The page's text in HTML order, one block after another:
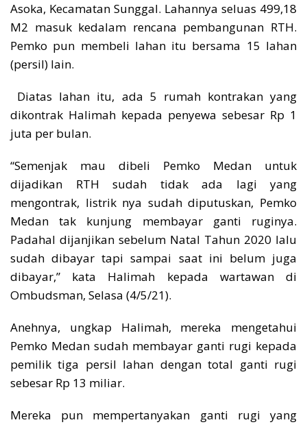
Asoka, Kecamatan Sunggal. Lahannya seluas 499,18
M2 masuk kedalam rencana pembangunan RTH.
Pemko pun membeli lahan itu bersama 15 lahan
(persil) lain.
Diatas lahan itu, ada 5 rumah kontrakan yang
dikontrak Halimah kepada penyewa sebesar Rp 1
juta per bulan.
“Semenjak mau dibeli Pemko Medan untuk
dijadikan RTH sudah tidak ada lagi yang
mengontrak, listrik nya sudah diputuskan, Pemko
Medan tak kunjung membayar ganti ruginya.
Padahal dijanjikan sebelum Natal Tahun 2020 lalu
sudah dibayar tapi sampai saat ini belum juga
dibayar,” kata Halimah kepada wartawan di
Ombudsman, Selasa (4/5/21).
Anehnya, ungkap Halimah, mereka mengetahui
Pemko Medan sudah membayar ganti rugi kepada
pemilik tiga persil lahan dengan total ganti rugi
sebesar Rp 13 miliar.
Mereka pun mempertanyakan ganti rugi yang